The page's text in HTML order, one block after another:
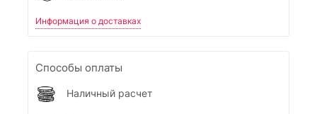
Информация о доставках
Способы оплаты
Наличный расчет